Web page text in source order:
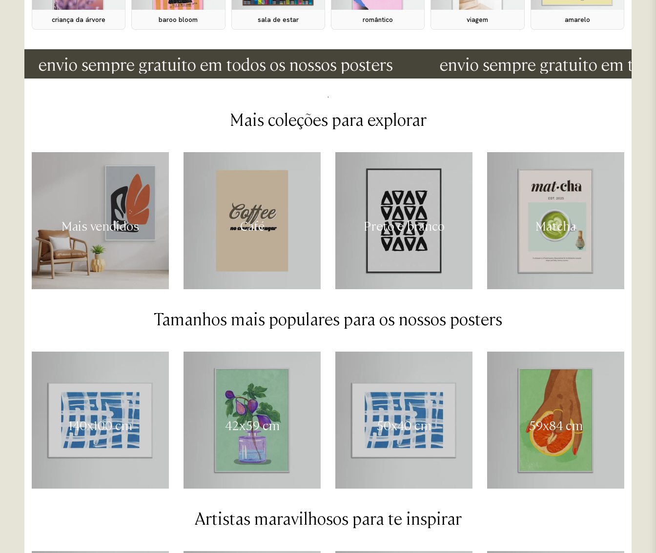
criança da árvore baroo bloom sala de estar romântico viagem amarelo
envio sempre gratuito em todos os nossos posters envio sempre gratuito em todos
.
Mais coleções para explorar
Mais vendidos Café Preto e branco Matcha
Tamanhos mais populares para os nossos posters
140x100 cm 42x59 cm 50x40 cm 59x84 cm
Artistas maravilhosos para te inspirar